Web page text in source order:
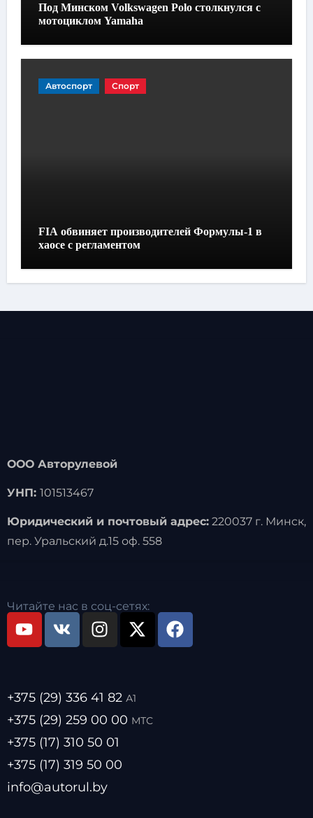
Под Минском Volkswagen Polo столкнулся с
мотоциклом Yamaha
Автоспорт Спорт
FIA обвиняет производителей Формулы-1 в
хаосе с регламентом
ООО Авторулевой
УНП: 101513467
Юридический и почтовый адрес:220037 г. Минск,
пер. Уральский д.15 оф. 558
Читайте нас в соц-сетях:
+375 (29) 336 41 82 А1
+375 (29) 259 00 00 МТС
+375 (17) 310 50 01
+375 (17) 319 50 00
info@autorul.by